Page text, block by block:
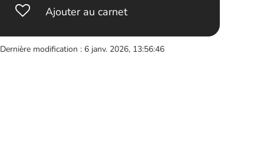
Ajouter au carnet
Dernière modification : 6 janv. 2026, 13:56:46